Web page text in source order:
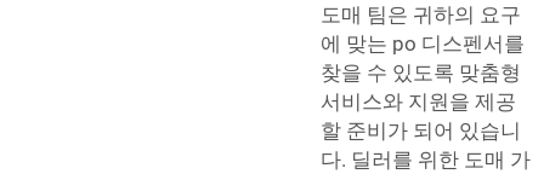
도매 팀은 귀하의 요구
에 맞는 po 디스펜서를
찾을 수 있도록 맞춤형
서비스와 지원을 제공
할 준비가 되어 있습니
다. 딜러를 위한 도매 가